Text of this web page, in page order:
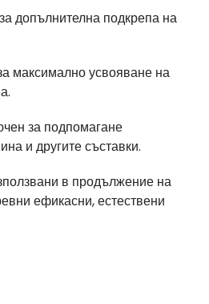
допълнителна подкрепа на
максимално усвояване на
за подпомагане
и другите съставки.
в продължение на
ефикасни, естествени